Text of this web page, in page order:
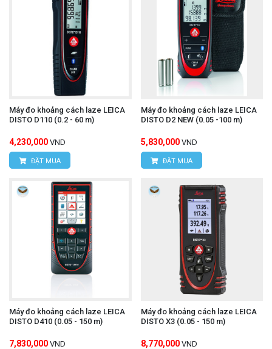
Máy đo khoảng cách laze LEICA
DISTO D110 (0.2 - 60 m)
4,230,000 VND
ĐẶT MUA
Máy đo khoảng cách laze LEICA
DISTO D2 NEW (0.05 -100 m)
5,830,000 VND
ĐẶT MUA
Máy đo khoảng cách laze LEICA
DISTO D410 (0.05 - 150 m)
7,830,000 VND
Máy đo khoảng cách laze LEICA
DISTO X3 (0.05 - 150 m)
8,770,000 VND